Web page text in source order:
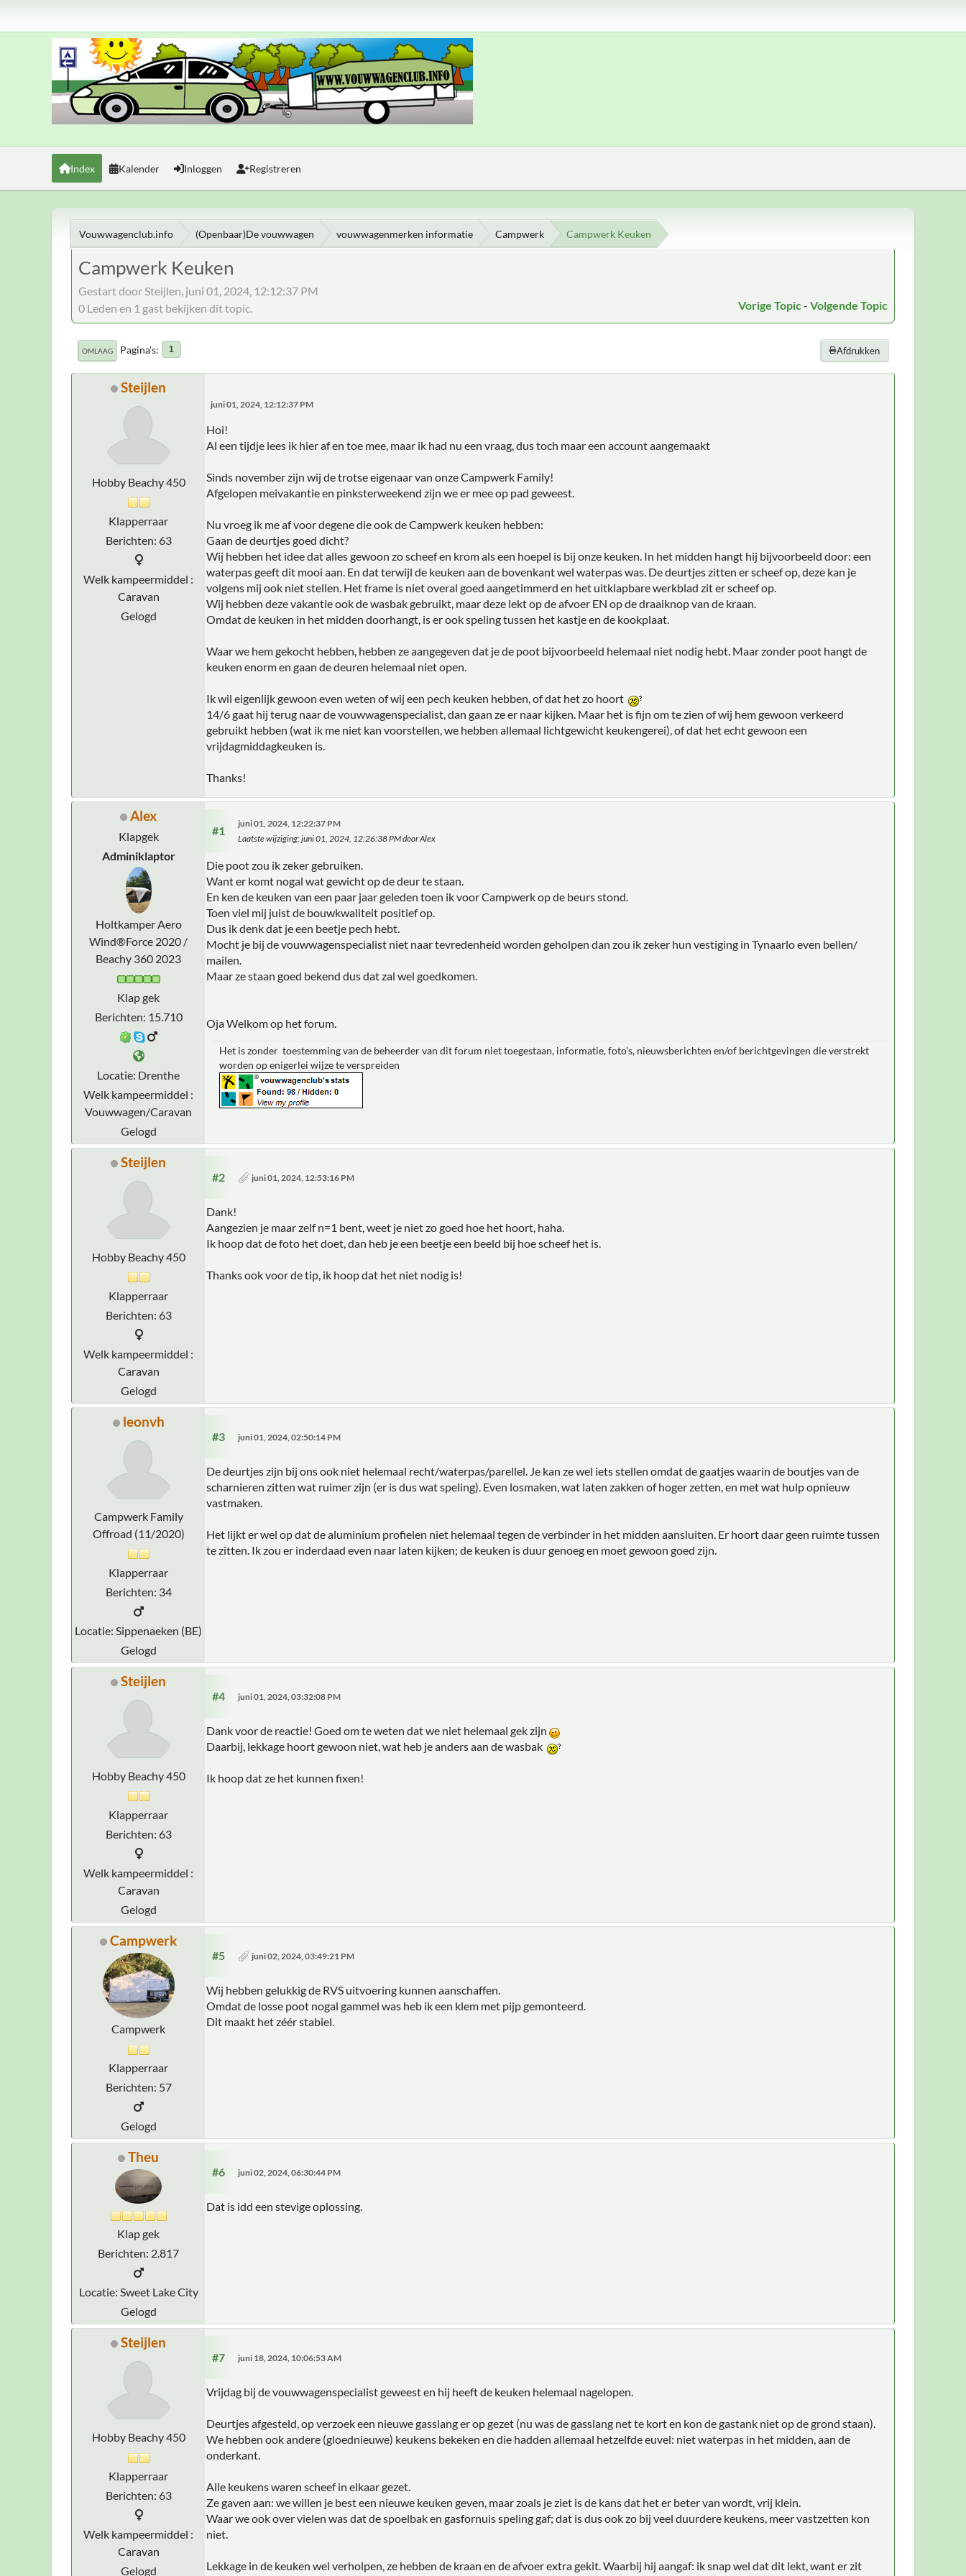
Index Kalender Inloggen Registreren
Vouwwagenclub.info (Openbaar)De vouwwagen vouwwagenmerken informatie Campwerk Campwerk Keuken
Campwerk Keuken
Gestart door Steijlen, juni 01, 2024, 12:12:37 PM
Vorige Topic - Volgende Topic
0 Leden en 1 gast bekijken dit topic.
Afdrukken
OMLAAG Pagina's 1
Steijlen
Hobby Beachy 450
Klapperraar
Berichten: 63
Welk kampeermiddel :
Caravan
Gelogd
juni 01, 2024, 12:12:37 PM
Hoi!
Al een tijdje lees ik hier af en toe mee, maar ik had nu een vraag, dus toch maar een account aangemaakt
Sinds november zijn wij de trotse eigenaar van onze Campwerk Family!
Afgelopen meivakantie en pinksterweekend zijn we er mee op pad geweest.
Nu vroeg ik me af voor degene die ook de Campwerk keuken hebben:
Gaan de deurtjes goed dicht?
Wij hebben het idee dat alles gewoon zo scheef en krom als een hoepel is bij onze keuken. In het midden hangt hij bijvoorbeeld door: een
waterpas geeft dit mooi aan. En dat terwijl de keuken aan de bovenkant wel waterpas was. De deurtjes zitten er scheef op, deze kan je
volgens mij ook niet stellen. Het frame is niet overal goed aangetimmerd en het uitklapbare werkblad zit er scheef op.
Wij hebben deze vakantie ook de wasbak gebruikt, maar deze lekt op de afvoer EN op de draaiknop van de kraan.
Omdat de keuken in het midden doorhangt, is er ook speling tussen het kastje en de kookplaat.
Waar we hem gekocht hebben, hebben ze aangegeven dat je de poot bijvoorbeeld helemaal niet nodig hebt. Maar zonder poot hangt de
keuken enorm en gaan de deuren helemaal niet open.
Ik wil eigenlijk gewoon even weten of wij een pech keuken hebben, of dat het zo hoort
14/6 gaat hij terug naar de vouwwagenspecialist, dan gaan ze er naar kijken. Maar het is fijn om te zien of wij hem gewoon verkeerd
gebruikt hebben (wat ik me niet kan voorstellen, we hebben allemaal lichtgewicht keukengerei), of dat het echt gewoon een
vrijdagmiddagkeuken is.
Thanks!
Alex
Klapgek
Adminiklaptor
Holtkamper Aero
Wind®Force 2020 /
Beachy 360 2023
Klap gek
Berichten: 15.710
Locatie: Drenthe
Welk kampeermiddel :
Vouwwagen/Caravan
Gelogd
#1
juni 01, 2024, 12:22:37 PM
Laatste wijziging: juni 01, 2024, 12:26:38 PM door Alex
Die poot zou ik zeker gebruiken.
Want er komt nogal wat gewicht op de deur te staan.
En ken de keuken van een paar jaar geleden toen ik voor Campwerk op de beurs stond.
Toen viel mij juist de bouwkwaliteit positief op.
Dus ik denk dat je een beetje pech hebt.
Mocht je bij de vouwwagenspecialist niet naar tevredenheid worden geholpen dan zou ik zeker hun vestiging in Tynaarlo even bellen/
mailen.
Maar ze staan goed bekend dus dat zal wel goedkomen.
Oja Welkom op het forum.
Het is zonder toestemming van de beheerder van dit forum niet toegestaan, informatie, foto's, nieuwsberichten en/of berichtgevingen die verstrekt
worden op enigerlei wijze te verspreiden
Steijlen
Hobby Beachy 450
Klapperraar
Berichten: 63
Welk kampeermiddel :
Caravan
Gelogd
#2 juni 01, 2024, 12:53:16 PM
Dank!
Aangezien je maar zelf n=1 bent, weet je niet zo goed hoe het hoort, haha.
Ik hoop dat de foto het doet, dan heb je een beetje een beeld bij hoe scheef het is.
Thanks ook voor de tip, ik hoop dat het niet nodig is!
leonvh
Campwerk Family
Offroad (11/2020)
Klapperraar
Berichten: 34
Locatie: Sippenaeken (BE)
Gelogd
#3 juni 01, 2024, 02:50:14 PM
De deurtjes zijn bij ons ook niet helemaal recht/waterpas/parellel. Je kan ze wel iets stellen omdat de gaatjes waarin de boutjes van de
scharnieren zitten wat ruimer zijn (er is dus wat speling). Even losmaken, wat laten zakken of hoger zetten, en met wat hulp opnieuw
vastmaken.
Het lijkt er wel op dat de aluminium profielen niet helemaal tegen de verbinder in het midden aansluiten. Er hoort daar geen ruimte tussen
te zitten. Ik zou er inderdaad even naar laten kijken; de keuken is duur genoeg en moet gewoon goed zijn.
Steijlen
Hobby Beachy 450
Klapperraar
Berichten: 63
Welk kampeermiddel :
Caravan
Gelogd
#4 juni 01, 2024, 03:32:08 PM
Dank voor de reactie! Goed om te weten dat we niet helemaal gek zijn
Daarbij, lekkage hoort gewoon niet, wat heb je anders aan de wasbak
Ik hoop dat ze het kunnen fixen!
Campwerk
Campwerk
Klapperraar
Berichten: 57
Gelogd
#5 juni 02, 2024, 03:49:21 PM
Wij hebben gelukkig de RVS uitvoering kunnen aanschaffen.
Omdat de losse poot nogal gammel was heb ik een klem met pijp gemonteerd.
Dit maakt het zéér stabiel.
Theu
Klap gek
Berichten: 2.817
Locatie: Sweet Lake City
Gelogd
#6 juni 02, 2024, 06:30:44 PM
Dat is idd een stevige oplossing.
Steijlen
Hobby Beachy 450
Klapperraar
Berichten: 63
Welk kampeermiddel :
Caravan
Gelogd
#7 juni 18, 2024, 10:06:53 AM
Vrijdag bij de vouwwagenspecialist geweest en hij heeft de keuken helemaal nagelopen.
Deurtjes afgesteld, op verzoek een nieuwe gasslang er op gezet (nu was de gasslang net te kort en kon de gastank niet op de grond staan).
We hebben ook andere (gloednieuwe) keukens bekeken en die hadden allemaal hetzelfde euvel: niet waterpas in het midden, aan de
onderkant.
Alle keukens waren scheef in elkaar gezet.
Ze gaven aan: we willen je best een nieuwe keuken geven, maar zoals je ziet is de kans dat het er beter van wordt, vrij klein.
Waar we ook over vielen was dat de spoelbak en gasfornuis speling gaf; dat is dus ook zo bij veel duurdere keukens, meer vastzetten kon
niet.
Lekkage in de keuken wel verholpen, ze hebben de kraan en de afvoer extra gekit. Waarbij hij aangaf: ik snap wel dat dit lekt, want er zit